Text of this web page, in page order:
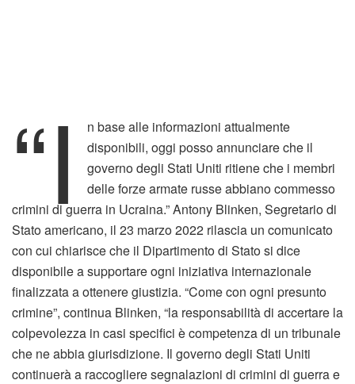
“I
n base alle informazioni attualmente
disponibili, oggi posso annunciare che il
governo degli Stati Uniti ritiene che i membri
delle forze armate russe abbiano commesso
crimini di guerra in Ucraina.” Antony Blinken, Segretario di
Stato americano, il 23 marzo 2022 rilascia un comunicato
con cui chiarisce che il Dipartimento di Stato si dice
disponibile a supportare ogni iniziativa internazionale
finalizzata a ottenere giustizia. “Come con ogni presunto
crimine”, continua Blinken, “la responsabilità di accertare la
colpevolezza in casi specifici è competenza di un tribunale
che ne abbia giurisdizione. Il governo degli Stati Uniti
continuerà a raccogliere segnalazioni di crimini di guerra e